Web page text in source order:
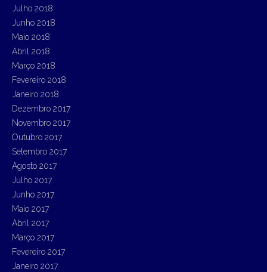
Julho 2018
Junho 2018
Maio 2018
Abril 2018
Março 2018
Fevereiro 2018
Janeiro 2018
Dezembro 2017
Novembro 2017
Outubro 2017
Setembro 2017
Agosto 2017
Julho 2017
Junho 2017
Maio 2017
Abril 2017
Março 2017
Fevereiro 2017
Janeiro 2017